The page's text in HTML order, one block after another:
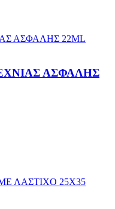
ΑΣΦΑΛΗΣ